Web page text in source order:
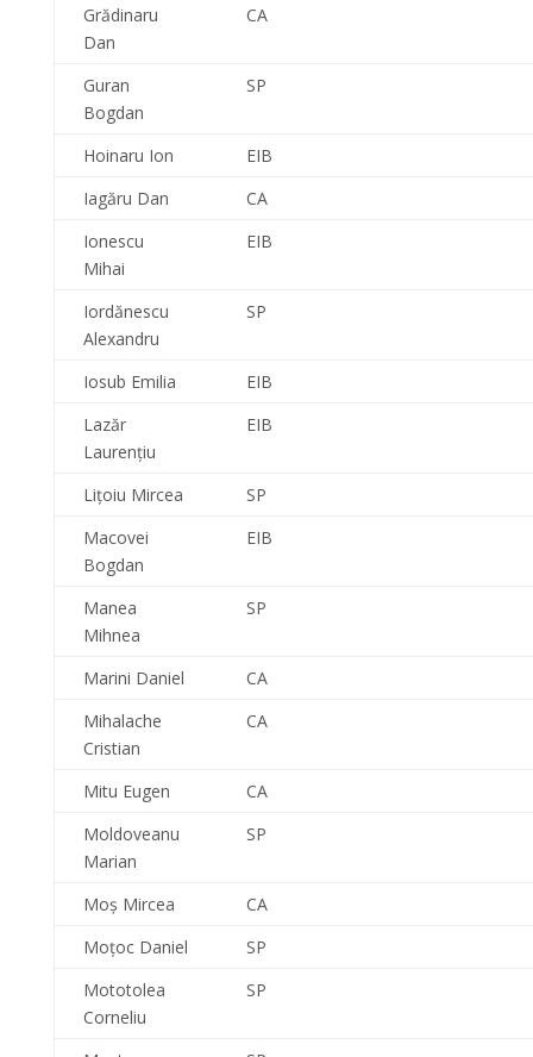
Grădinaru
Dan
CA
Guran
Bogdan
SP
Hoinaru Ion
EIB
Iagăru Dan
CA
Ionescu
Mihai
EIB
Iordănescu
Alexandru
SP
Iosub Emilia
EIB
Lazăr
Laurenţiu
EIB
Liţoiu Mircea
SP
Macovei
Bogdan
EIB
Manea
Mihnea
SP
Marini Daniel
CA
Mihalache
Cristian
CA
Mitu Eugen
CA
Moldoveanu
Marian
SP
Moş Mircea
CA
Moţoc Daniel
SP
Mototolea
Corneliu
SP